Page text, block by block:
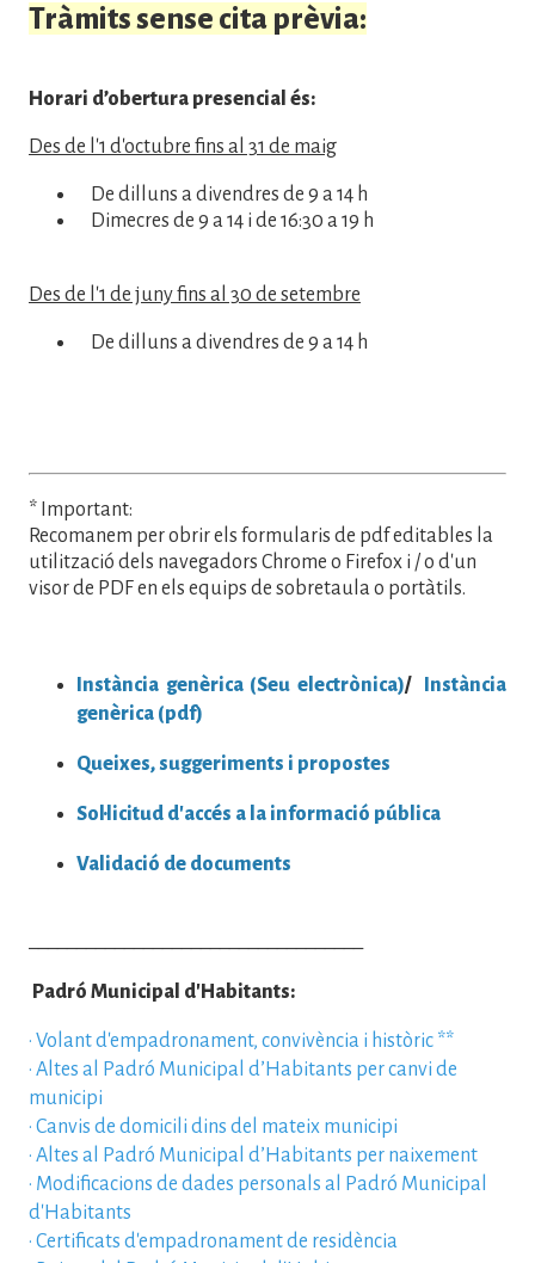
Tràmits sense cita prèvia:
Horari d’obertura presencial és:
Des de l'1 d'octubre fins al 31 de maig
De dilluns a divendres de 9 a 14 h
Dimecres de 9 a 14 i de 16:30 a 19 h
Des de l'1 de juny fins al 30 de setembre
De dilluns a divendres de 9 a 14 h
* Important:
Recomanem per obrir els formularis de pdf editables la
utilització dels navegadors Chrome o Firefox i / o d'un
visor de PDF en els equips de sobretaula o portàtils.
Instància genèrica (Seu electrònica)/
Instància
genèrica (pdf)
Queixes, suggeriments i propostes
Sol·licitud d'accés a la informació pública
Validació de documents
Padró Municipal d'Habitants:
· Volant d'empadronament, convivència i històric **
· Altes al Padró Municipal d’Habitants per canvi de
municipi
· Canvis de domicili dins del mateix municipi
· Altes al Padró Municipal d’Habitants per naixement
· Modificacions de dades personals al Padró Municipal
d'Habitants
· Certificats d'empadronament de residència